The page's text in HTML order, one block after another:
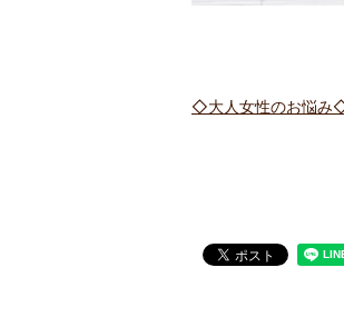
◇大人女性のお悩み